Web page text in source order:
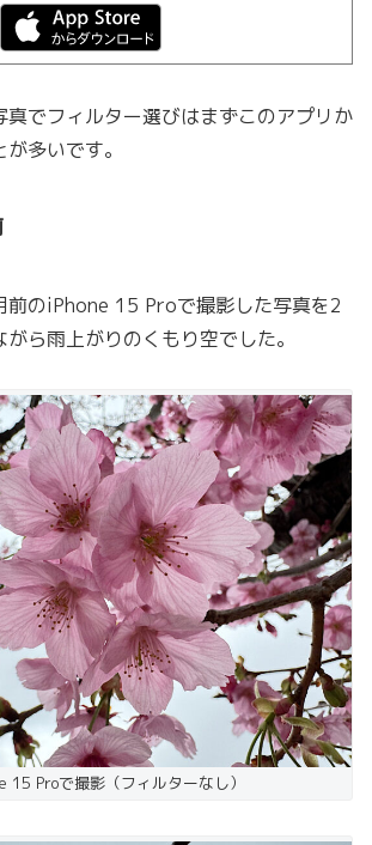
真でフィルター選びはまずこのアプリか
多いです。
前のiPhone 15 Proで撮影した写真を2
ら雨上がりのくもり空でした。
15 Proで撮影（フィルターなし）